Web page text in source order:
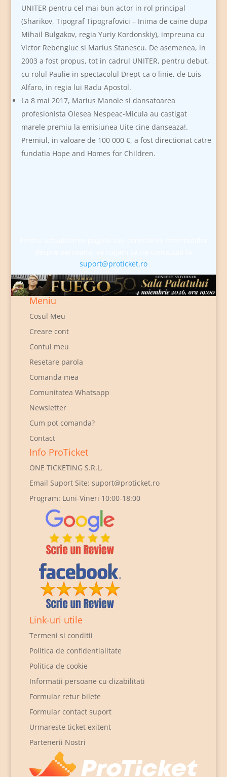
UNITER pentru cel mai bun actor in rol principal
(Sharikov, Tipograf Tipografovici – Inima de caine dupa
Mihail Bulgakov, regia Yuriy Kordonskiy), impreuna cu
Victor Rebengiuc si Marius Stanescu. De asemenea, in
2003 a fost propus, tot in cadrul UNITER, pentru debut,
cu rolul Paulie in spectacolul Drept ca o linie, de Luis
Alfaro, in regia lui Radu Apostol.
La 8 mai 2017, Marius Manole si dansatoarea
profesionista Olesea Nespeac-Micula au castigat
marele premiu la emisiunea Uite cine danseaza!.
Premiul, in valoare de 100 000 €, a fost directionat catre
fundatia Hope and Homes for Children.
suport@proticket.ro
Meniu
Cosul Meu
Creare cont
Contul meu
Resetare parola
Comanda mea
Comunitatea Whatsapp
Newsletter
Cum pot comanda?
Contact
Info ProTicket
ONE TICKETING S.R.L.
Email Suport Site: suport@proticket.ro
Program: Luni-Vineri 10:00-18:00
Link-uri utile
Termeni si conditii
Politica de confidentialitate
Politica de cookie
Informatii persoane cu dizabilitati
Formular retur bilete
Formular contact suport
Urmareste ticket exitent
Partenerii Nostri